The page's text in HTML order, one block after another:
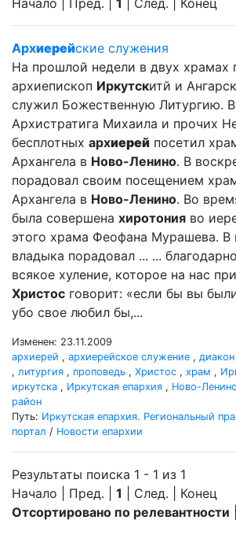
Начало | Пред. | 1 | След. | Конец
Архиерейские служения
На прошлой недели в двух храмах
архиепископ Иркутскитй и
служил Божественную Литургию.
Архистратига Михаила и прочих
бесплотных архиерей посетил
Архангела в Ново-Ленино. В
порадовал своим посещением
Архангела в Ново-Ленино. Во
была совершена хиротония во
этого храма Феофана Мурашева. В
владыка порадовал ... ...
всякое хуление, которое на нас
Христос говорит: «если бы вы
убо свое любил бы,...
Изменен: 23.11.2009
архиерей , архиерейское служение , диакон
, литургия , проповедь , Христос , храм ,
иркутска , Иркутская епархия , Ново-Ленино
район
Путь: Иркутская епархия. Региональный
портал / Новости епархии
Результаты поиска 1 - 1 из 1
Начало | Пред. | 1 | След. | Конец
Отсортировано по релевантности